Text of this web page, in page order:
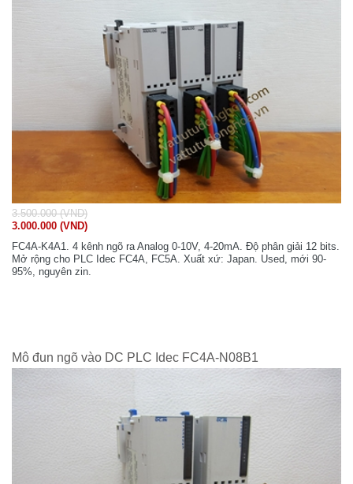
3.500.000 (VND)
3.000.000 (VND)
FC4A-K4A1. 4 kênh ngõ ra Analog 0-10V, 4-20mA. Độ phân giải 12 bits.
Mở rộng cho PLC Idec FC4A, FC5A. Xuất xứ: Japan. Used, mới 90-
95%, nguyên zin.
Mô đun ngõ vào DC PLC Idec FC4A-N08B1